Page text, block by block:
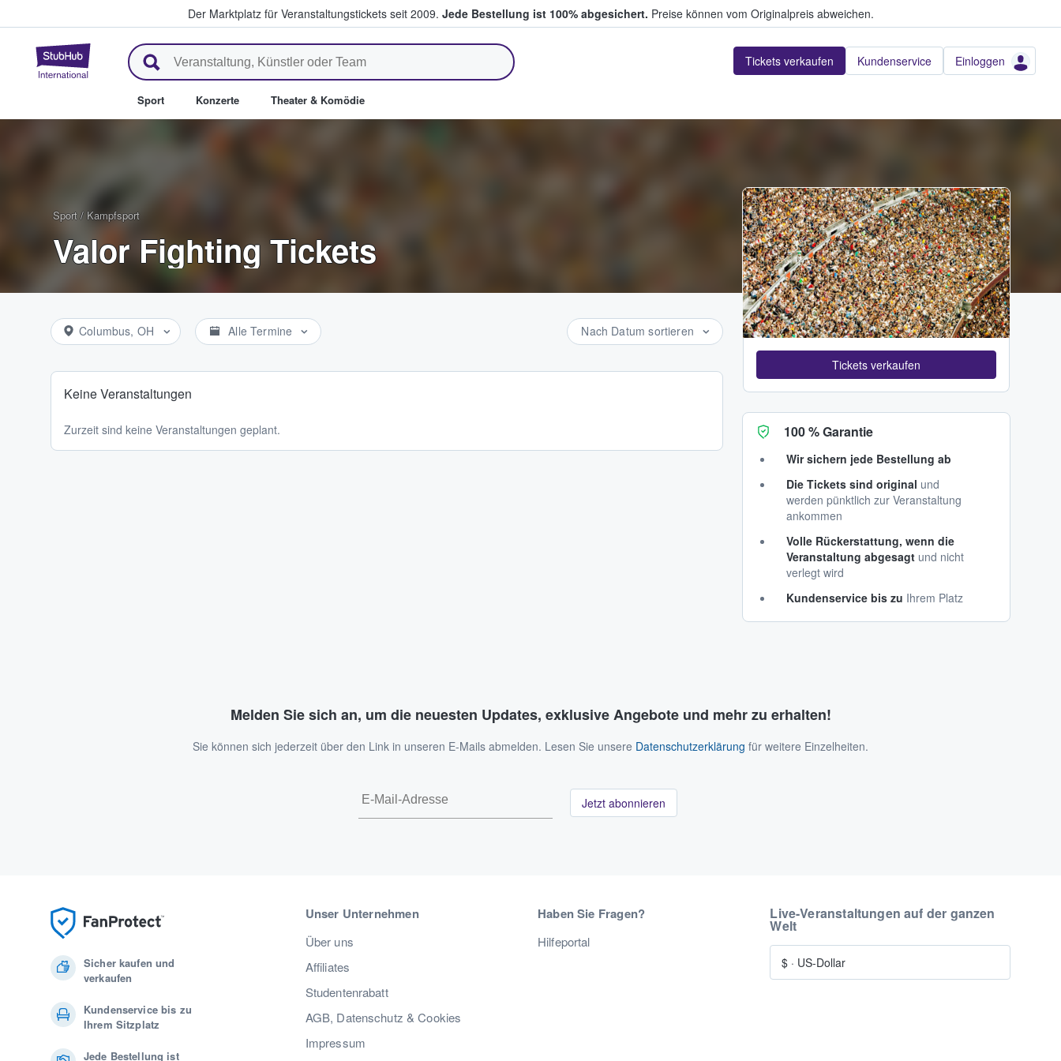
Der Marktplatz für Veranstaltungstickets seit 2009. Jede Bestellung ist 100% abgesichert. Preise können vom Originalpreis abweichen.
StubHub - Wo Fans Tickets kaufen & verkaufen Tickets verkaufen Kundenservice Einloggen
Sport Konzerte Theater & Komödie
Sport / Kampfsport
Valor Fighting Tickets
Columbus, OH Alle Termine Nach Datum sortieren
Keine Veranstaltungen
Zurzeit sind keine Veranstaltungen geplant.
Adobe Stock
Tickets verkaufen
100 % Garantie
Wir sichern jede Bestellung ab
Die Tickets sind original und
werden pünktlich zur Veranstaltung
ankommen
Volle Rückerstattung, wenn die
Veranstaltung abgesagt und nicht
verlegt wird
Kundenservice bis zu Ihrem Platz
Melden Sie sich an, um die neuesten Updates, exklusive Angebote und mehr zu erhalten!
Sie können sich jederzeit über den Link in unseren E-Mails abmelden. Lesen Sie unsere Datenschutzerklärung für weitere Einzelheiten.
Jetzt abonnieren
Sicher kaufen und
verkaufen
Kundenservice bis zu
Ihrem Sitzplatz
Jede Bestellung ist
Unser Unternehmen
Über uns
Affiliates
Studentenrabatt
AGB, Datenschutz & Cookies
Impressum
Haben Sie Fragen?
Hilfeportal
Live-Veranstaltungen auf der ganzen
Welt
$ · US-Dollar